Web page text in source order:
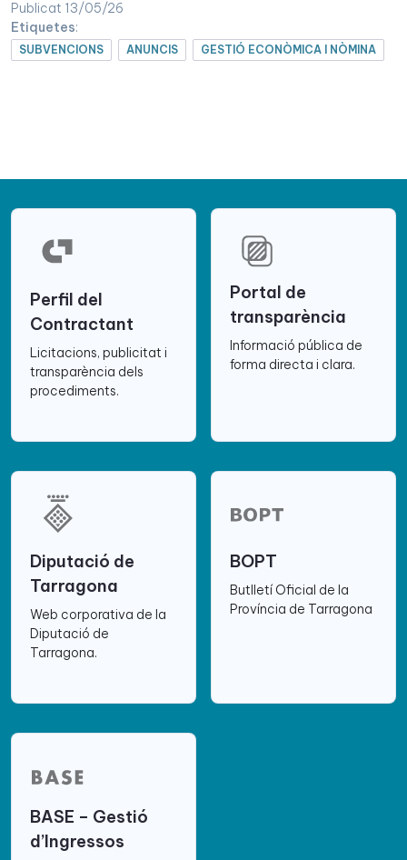
Publicat 13/05/26
Etiquetes:
SUBVENCIONS ANUNCIS GESTIÓ ECONÒMICA I NÒMINA
Perfil del
Contractant
Licitacions, publicitat i
transparència dels
procediments.
Portal de
transparència
Informació pública de
forma directa i clara.
Diputació de
Tarragona
Web corporativa de la
Diputació de
Tarragona.
BOPT
Butlletí Oficial de la
Província de Tarragona
BASE – Gestió
d’Ingressos